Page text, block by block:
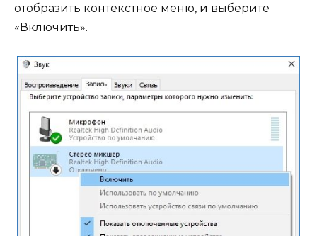
отобразить контекстное меню, и выберите
«Включить».